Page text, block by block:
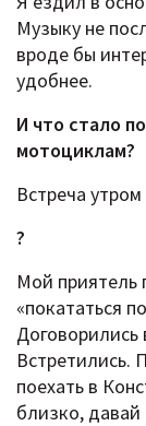
Музыку не
вроде бы
удобнее.
И что стало
мотоциклам?
Встреча
?
Мой приятель
«покататься
Договорились
Встретились.
поехать в
близко,